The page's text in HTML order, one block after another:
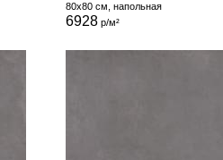
80x80 см, напольная
6928р/м²